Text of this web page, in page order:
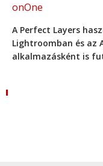
onOne
A Perfect Layers
Lightroomban és az
alkalmazásként is